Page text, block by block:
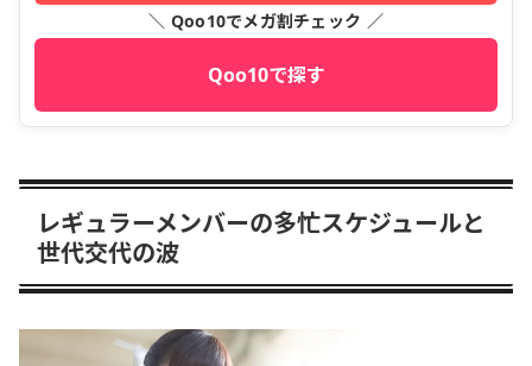
＼ Qoo10でメガ割チェック ／
Qoo10で探す
レギュラーメンバーの多忙スケジュールと
世代交代の波